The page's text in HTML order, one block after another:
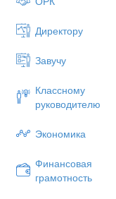
Директору
Завучу
Классному
руководителю
Экономика
Финансовая
грамотность